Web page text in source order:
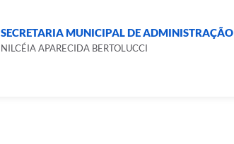
SECRETARIA MUNICIPAL DE ADMINISTRAÇÃO
NILCÉIA APARECIDA BERTOLUCCI